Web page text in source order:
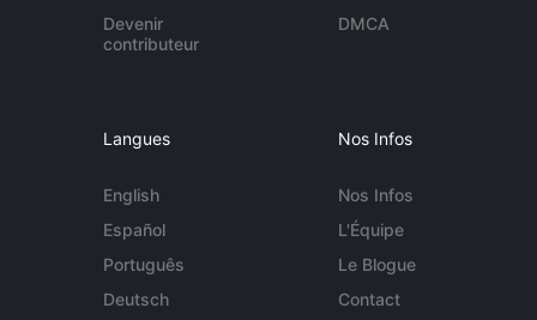
Devenir
contributeur
DMCA
Langues
English
Español
Português
Deutsch
Nos Infos
Nos Infos
L'Équipe
Le Blogue
Contact